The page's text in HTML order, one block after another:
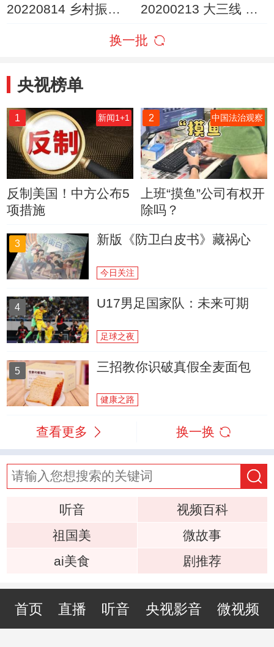
20220814 乡村振兴
播如何成为乡村振兴
20200213 大三线 备
换一批
央视榜单
1 新闻1+1
反制美国！中方公布5
项措施
2 中国法治观察
上班“摸鱼”公司有权开
除吗？
3 新版《防卫白皮书》藏祸心
今日关注
4 U17男足国家队：未来可期
足球之夜
5 三招教你识破真假全麦面包
健康之路
查看更多 换一换
听音
视频百科
祖国美
微故事
ai美食
剧推荐
首页 直播 听音 央视影音 微视频